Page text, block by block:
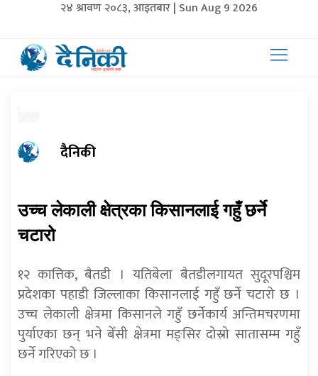
२४ श्रावण २०८३, आइतबार | Sun Aug 9 2026
दैनिकी
उच्च लेकाली क्षेत्रका किसानलाई गहुँ छर्ने
चटारो
१२ कात्तिक, बैतडी । यतिबेला बैतडीलगायत सुदूरपश्चिम
प्रदेशका पहाडी जिल्लाका किसानलाई गहुँ छर्ने चटारो छ ।
उच्च लेकाली क्षेत्रमा किसानले गहुँ छर्नेकार्य अन्तिमचरणमा
पुर्याएका छन् भने बेँसी क्षेत्रमा मङ्सिर दोस्रो सातासम्म गहुँ
छर्ने गरिएको छ ।